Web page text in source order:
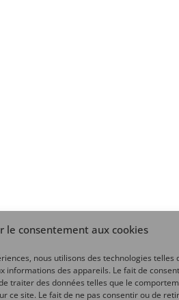
le consentement aux cookies
nous utilisons des technologies telles
informations des appareils. Le fait de
traiter des données telles que le
ce site. Le fait de ne pas consentir ou de